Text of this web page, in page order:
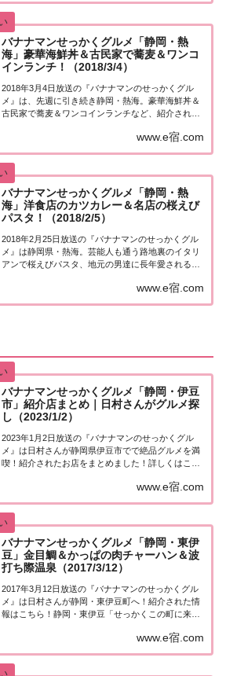
バナナマンせっかくグルメ「静岡・熱
海」豪華海鮮丼＆古民家で蕎麦＆ワンコ
インランチ！（2018/3/4）
2018年3月4日放送の『バナナマンのせっかくグル
メ』は、先週に引き続き静岡・熱海。豪華海鮮丼＆
古民家で蕎麦＆ワンコインランチなど、紹介された
なら食べたほうがいいグルメは何ですか？」日本全
国でバナナマン日村さんが地元民オススメの絶品
グ...
www.e宿.com
バナナマンせっかくグルメ「静岡・熱
海」洋食店のカツカレー＆名店の桜えび
パスタ！（2018/2/5）
2018年2月25日放送の『バナナマンのせっかくグル
メ』は静岡県・熱海。芸能人も通う路地裏のイタリ
アンで桜えびパスタ、地元の男達に長年愛される洋
ど、紹介されたお店はこちら！静岡・熱海「せっか
くこの町に来たなら食べたほうがいいグルメは何...
www.e宿.com
バナナマンせっかくグルメ「静岡・伊豆
市」紹介店まとめ｜日村さんがグルメ探
し（2023/1/2）
2023年1月2日放送の『バナナマンのせっかくグル
メ』は日村さんが静岡県伊豆市でで絶品グルメを満
喫！紹介されたお店をまとめました！詳しくはこち
の人に「せっかくこの町に来たなら食べたほうがい
いグルメは何ですか？」と聞き込み、地元民オス
ス...
www.e宿.com
バナナマンせっかくグルメ「静岡・東伊
豆」金目鯛＆かっぱの肉チャーハン＆波
打ち際温泉（2017/3/12）
2017年3月12日放送の『バナナマンのせっかくグル
メ』は日村さんが静岡・東伊豆町へ！紹介された情
報はこちら！静岡・東伊豆「せっかくこの町に来た
国でバナナマン日村さんが地元民オススメの絶品グ
ルメを聞き込み＆食べまくり！今日も先週に引き...
www.e宿.com